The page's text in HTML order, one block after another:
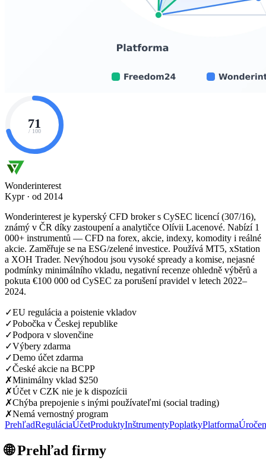
71
/ 100
Wonderinterest
Kypr · od 2014
Wonderinterest je kyperský CFD broker s CySEC licencí (307/16),
známý v ČR díky zastoupení a analytičce Olívii Lacenové. Nabízí 1
000+ instrumentů — CFD na forex, akcie, indexy, komodity i reálné
akcie. Zaměřuje se na ESG/zelené investice. Používá MT5, xStation
a XOH Trader. Nevýhodou jsou vysoké spready a komise, nejasné
podmínky minimálního vkladu, negativní recenze ohledně výběrů a
pokuta €100 000 od CySEC za porušení pravidel v letech 2022–
2024.
✓EU regulácia a poistenie vkladov
✓Pobočka v Českej republike
✓Podpora v slovenčine
✓Výbery zdarma
✓Demo účet zdarma
✓České akcie na BCPP
✗Minimálny vklad $250
✗Účet v CZK nie je k dispozícii
✗Chýba prepojenie s inými používateľmi (social trading)
✗Nemá vernostný program
PrehľadReguláciaÚčetProduktyInštrumentyPoplatkyPlatforma
🌐 Prehľad firmy